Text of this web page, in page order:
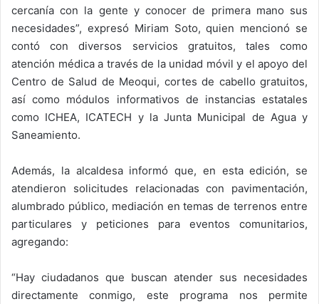
cercanía con la gente y conocer de primera mano sus
necesidades”, expresó Miriam Soto, quien mencionó se
contó con diversos servicios gratuitos, tales como
atención médica a través de la unidad móvil y el apoyo del
Centro de Salud de Meoqui, cortes de cabello gratuitos,
así como módulos informativos de instancias estatales
como ICHEA, ICATECH y la Junta Municipal de Agua y
Saneamiento.
Además, la alcaldesa informó que, en esta edición, se
atendieron solicitudes relacionadas con pavimentación,
alumbrado público, mediación en temas de terrenos entre
particulares y peticiones para eventos comunitarios,
agregando:
“Hay ciudadanos que buscan atender sus necesidades
directamente conmigo, este programa nos permite